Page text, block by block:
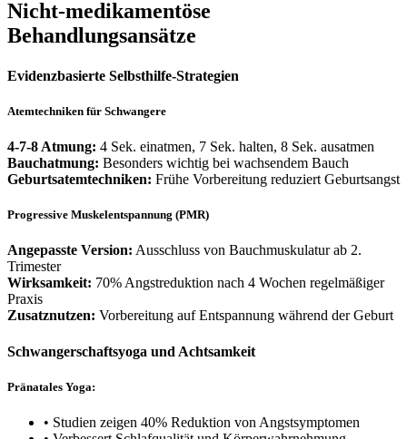
Nicht-medikamentöse
Behandlungsansätze
Evidenzbasierte Selbsthilfe-Strategien
Atemtechniken für Schwangere
4-7-8 Atmung: 4 Sek. einatmen, 7 Sek. halten, 8 Sek. ausatmen
Bauchatmung: Besonders wichtig bei wachsendem Bauch
Geburtsatemtechniken: Frühe Vorbereitung reduziert Geburtsangst
Progressive Muskelentspannung (PMR)
Angepasste Version: Ausschluss von Bauchmuskulatur ab 2.
Trimester
Wirksamkeit: 70% Angstreduktion nach 4 Wochen regelmäßiger
Praxis
Zusatznutzen: Vorbereitung auf Entspannung während der Geburt
Schwangerschaftsyoga und Achtsamkeit
Pränatales Yoga:
• Studien zeigen 40% Reduktion von Angstsymptomen